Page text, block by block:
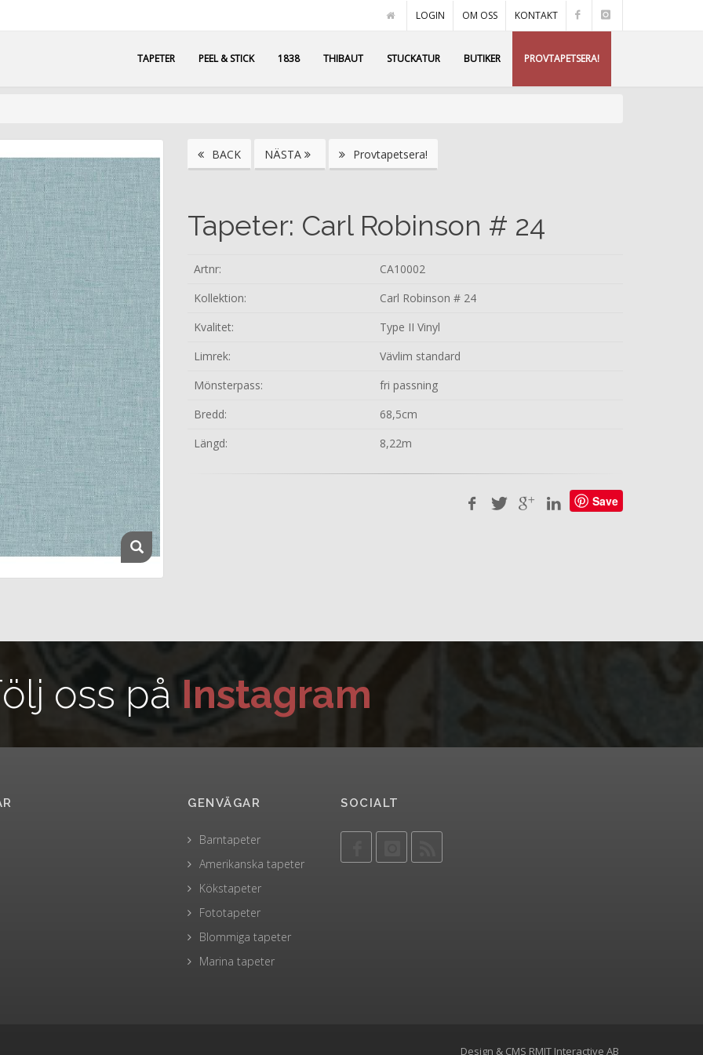
LOGIN OM OSS KONTAKT
TAPETER PEEL & STICK 1838 THIBAUT STUCKATUR BUTIKER PROVTAPETSERA!
BACK NÄSTA Provtapetsera!
Tapeter: Carl Robinson # 24
Artnr:
CA10002
Kollektion:
Carl Robinson # 24
Kvalitet:
Type II Vinyl
Limrek:
Vävlim standard
Mönsterpass:
fri passning
Bredd:
68,5cm
Längd:
8,22m
Save
oss på Instagram
GENVÄGAR
Barntapeter
Amerikanska tapeter
Kökstapeter
Fototapeter
Blommiga tapeter
Marina tapeter
SOCIALT
Design & CMS RMIT Interactive AB